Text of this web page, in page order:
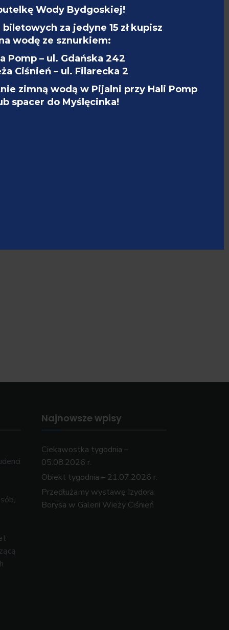
Najnowsze wpisy
Ciekawostka tygodnia –
05.08.2026 r.
Obiekt tygodnia – 21.07.2026 r.
Przedłużamy wystawę Izydora
Borysa w Galerii Wieży Ciśnień
Wody Bydgoskiej!
za jedyne 15 zł kupisz
wodę ze sznurkiem:
Pomp – ul. Gdańska 242
Ciśnień – ul. Filarecka 2
zimną wodą w Pijalni przy Hali Pomp
spacer do Myślęcinka!